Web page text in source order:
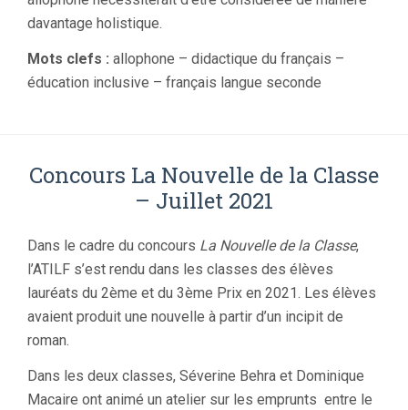
davantage holistique.
Mots clefs : allophone – didactique du français –
éducation inclusive – français langue seconde
Concours La Nouvelle de la Classe
– Juillet 2021
Dans le cadre du concours La Nouvelle de la Classe,
l’ATILF s’est rendu dans les classes des élèves
lauréats du 2ème et du 3ème Prix en 2021. Les élèves
avaient produit une nouvelle à partir d’un incipit de
roman.
Dans les deux classes, Séverine Behra et Dominique
Macaire ont animé un atelier sur les emprunts entre le